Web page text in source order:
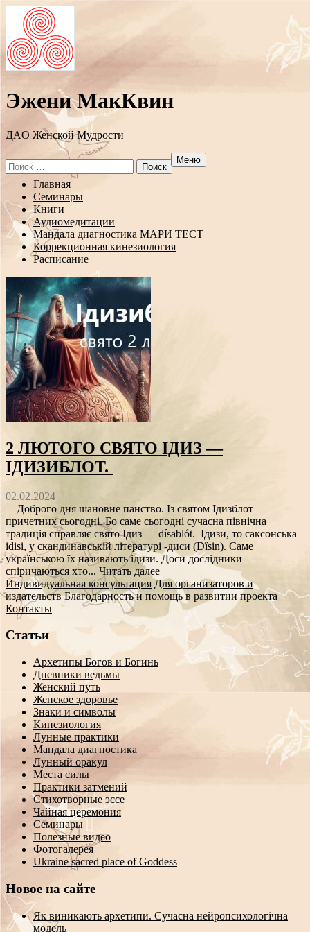
Эжени МакКвин
ДAO Женской Мудрости
Search
for:
Меню
Перейти
содержанию
Главная
Семинары
Книги
Аудиомедитации
Мандала диагностика МАРИ ТЕСТ
Коррекционная кинезиология
Расписание
2 ЛЮТОГО СВЯТО ІДИЗ —
ІДИЗИБЛОТ.
02.02.2024
Доброго дня шановне панство. Із святом Ідизблот
причетних сьогодні. Бо саме сьогодні сучасна північна
традиція справляє свято Ідиз — dísablót. Ідизи, то саксонська
idisi, у скандинавській літературі -диси (Dîsin). Саме
українською їх називають ідизи. Доси дослідники
спіричаються хто... Читать далее
Индивидуальная консультация Для организаторов и
издательств Благодарность и помощь в развитии проекта
Контакты
Статьи
Архетипы Богов и Богинь
Дневники ведьмы
Женский путь
Женское здоровье
Знаки и символы
Кинезиология
Лунные практики
Мандала диагностика
Лунный оракул
Места силы
Практики затмений
Стихотворные эссе
Чайная церемония
Семинары
Полезные видео
Фотогалерея
Ukraine sacred place of Goddess
Новое на сайте
Як виникають архетипи. Сучасна нейропсихологічна
модель